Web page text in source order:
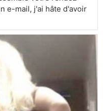
e-mail, j'ai hâte d'avoir